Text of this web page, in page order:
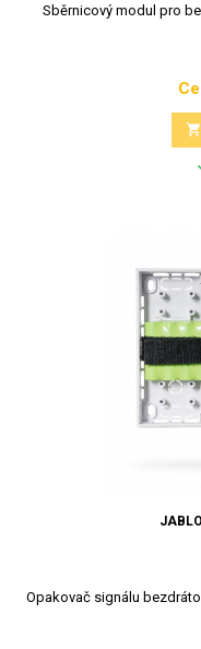
Sběrnicový modul pro

Opakovač signálu